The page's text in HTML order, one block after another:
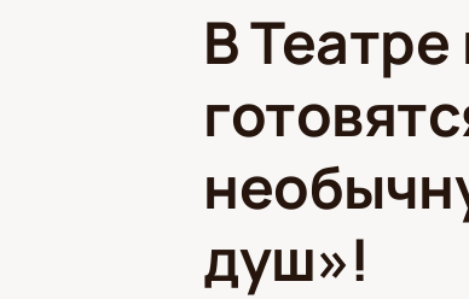
В
душ»!